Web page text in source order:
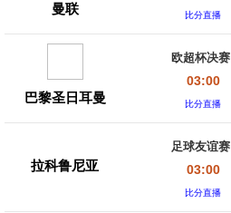
曼联 比分直播
巴黎圣日耳曼
欧超杯决赛
03:00
比分直播
拉科鲁尼亚
足球友谊赛
03:00
比分直播